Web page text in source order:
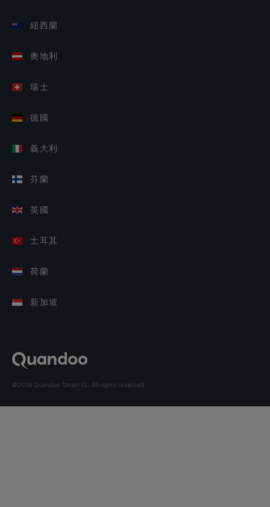
紐西蘭
奧地利
瑞士
德國
義大利
芬蘭
英國
土耳其
荷蘭
新加坡
©2026 Quandoo GmbH i.L. All rights reserved